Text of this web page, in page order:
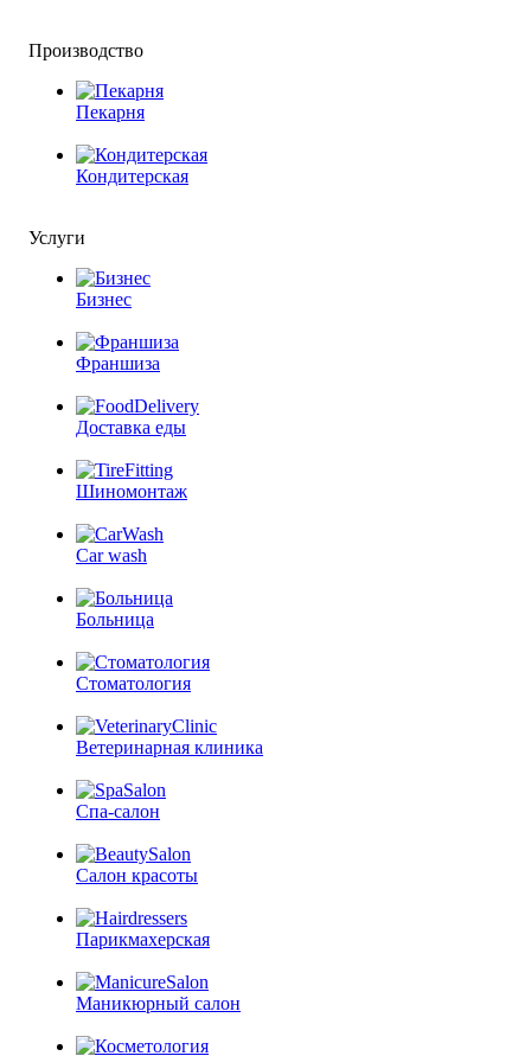
Производство
Пекарня
Кондитерская
Услуги
Бизнес
Франшиза
Доставка еды
Шиномонтаж
Car wash
Больница
Стоматология
Ветеринарная клиника
Спа-салон
Салон красоты
Парикмахерская
Маникюрный салон